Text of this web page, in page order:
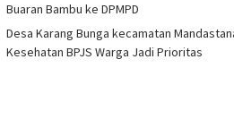
Buaran Bambu ke DPMPD
Desa Karang Bunga kecamatan
Kesehatan BPJS Warga Jadi Prioritas